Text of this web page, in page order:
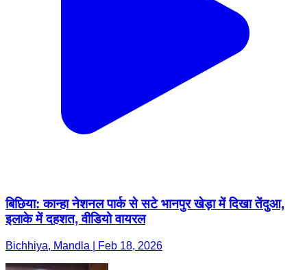
बिछिया: कान्हा नेशनल पार्क से सटे भानपुर खेड़ा में दिखा तेंदुआ,
इलाके में दहशत, वीडियो वायरल
Bichhiya, Mandla | Feb 18, 2026